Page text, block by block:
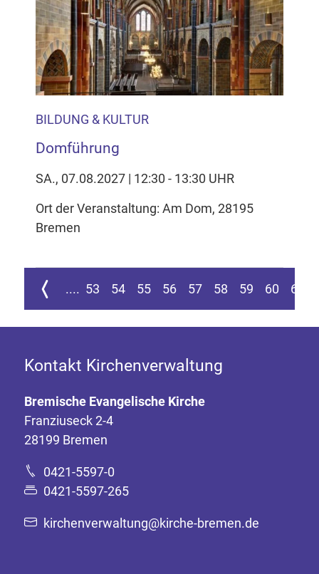
BILDUNG & KULTUR
Domführung
SA., 07.08.2027 | 12:30 - 13:30 UHR
Ort der Veranstaltung: Am Dom, 28195
Bremen
ersten Seite springen
Zur vorherigen Seite
.... 53 54 55 56 57 58 59 60 61
Kontakt Kirchenverwaltung
Bremische Evangelische Kirche
Franziuseck 2-4
28199 Bremen
0421-5597-0
0421-5597-265
kirchenverwaltung@kirche-bremen.de